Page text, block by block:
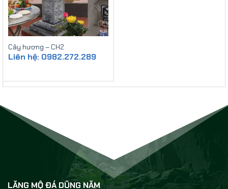
Cây hương – CH2
Liên hệ: 0982.272.289
LĂNG MỘ ĐÁ DŨNG NĂM